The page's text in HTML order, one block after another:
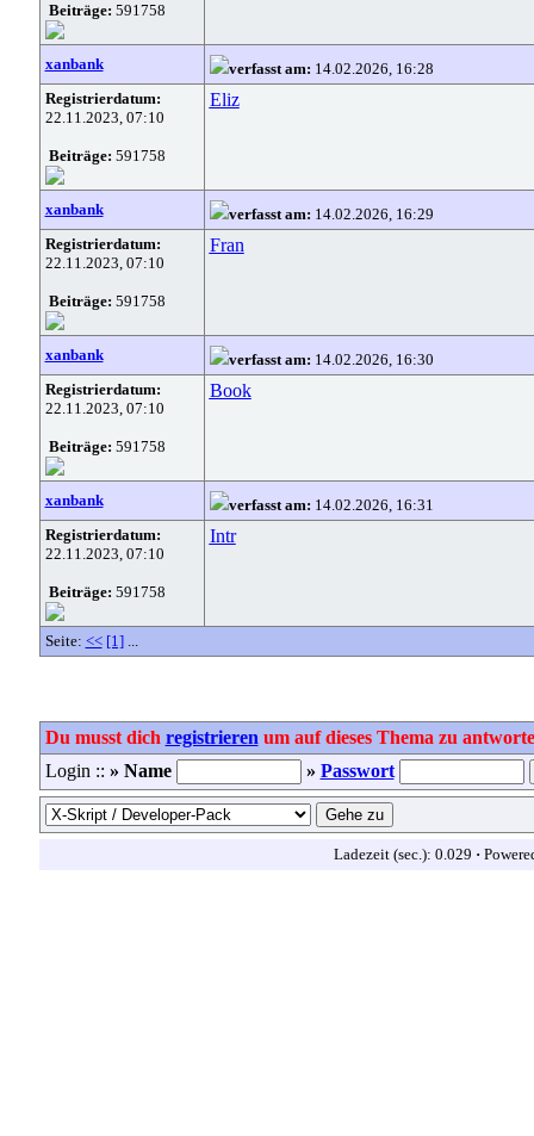
Beiträge: 591758
xanbank verfasst am: 14.02.2026, 16:28
Registrierdatum:
22.11.2023, 07:10
Beiträge: 591758
Eliz
xanbank verfasst am: 14.02.2026, 16:29
Registrierdatum:
22.11.2023, 07:10
Beiträge: 591758
Fran
xanbank verfasst am: 14.02.2026, 16:30
Registrierdatum:
22.11.2023, 07:10
Beiträge: 591758
Book
xanbank verfasst am: 14.02.2026, 16:31
Registrierdatum:
22.11.2023, 07:10
Beiträge: 591758
Intr
Seite: << [1]...
Du musst dich registrieren um auf dieses Thema zu
Login :: » Name » Passwort
Ladezeit (sec.): 0.029 ·